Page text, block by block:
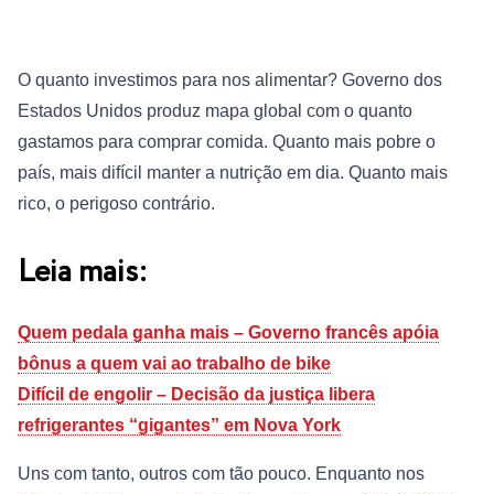
O quanto investimos para nos alimentar? Governo dos
Estados Unidos produz mapa global com o quanto
gastamos para comprar comida. Quanto mais pobre o
país, mais difícil manter a nutrição em dia. Quanto mais
rico, o perigoso contrário.
Leia mais:
Quem pedala ganha mais – Governo francês apóia
bônus a quem vai ao trabalho de bike
Difícil de engolir – Decisão da justiça libera
refrigerantes “gigantes” em Nova York
Uns com tanto, outros com tão pouco. Enquanto nos